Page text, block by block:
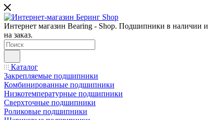
Интернет магазин Bearing - Shop. Подшипники в наличии и
на заказ.
Каталог
Закрепляемые подшипники
Комбинированные подшипники
Низкотемпературные подшипники
Сверхточные подшипники
Роликовые подшипники